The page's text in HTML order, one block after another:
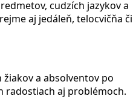
cudzích jazykov a
aj jedáleň, telocvičňa či
a absolventov po
radostiach aj problémoch.